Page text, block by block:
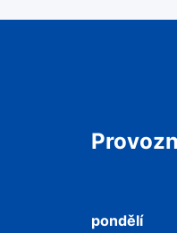
pondělí